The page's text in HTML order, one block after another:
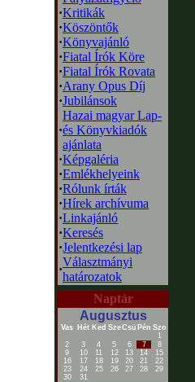
·Kritikák
·Köszöntők
·Könyvajánló
·Fiatal Írók Köre
·Fiatal Írók Rovata
·Arany Opus Díj
·Jubilánsok
·
Hazai magyar Lap-
és Könyvkiadók
ajánlata
·Képgaléria
·Emlékhelyeink
·Rólunk írták
·Hírek archívuma
·Linkajánló
·Keresés
·Jelentkezési lap
·
Választmányi
határozatok
Naptár
Augusztus
Vas Hét Ked SzeCsü Pén Szo
1
2
3 4 5 6 7
8
9
10 11 12 13 14
15
16
17 18 19 20 21
22
23
24 25 26 27 28
29
30
31